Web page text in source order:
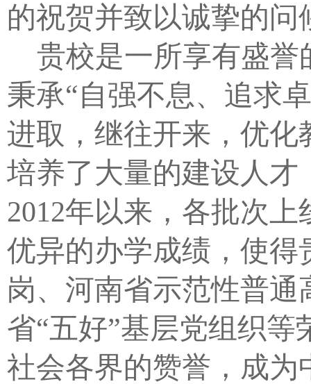
的祝贺并致以诚挚的问
贵校是一所享有盛
秉承“自强不息、追求
进取，继往开来，优
培养了大量的建设人
2012年以来，各批次
优异的办学成绩，使
岗、河南省示范性普
省“五好”基层党组织等
社会各界的赞誉，成